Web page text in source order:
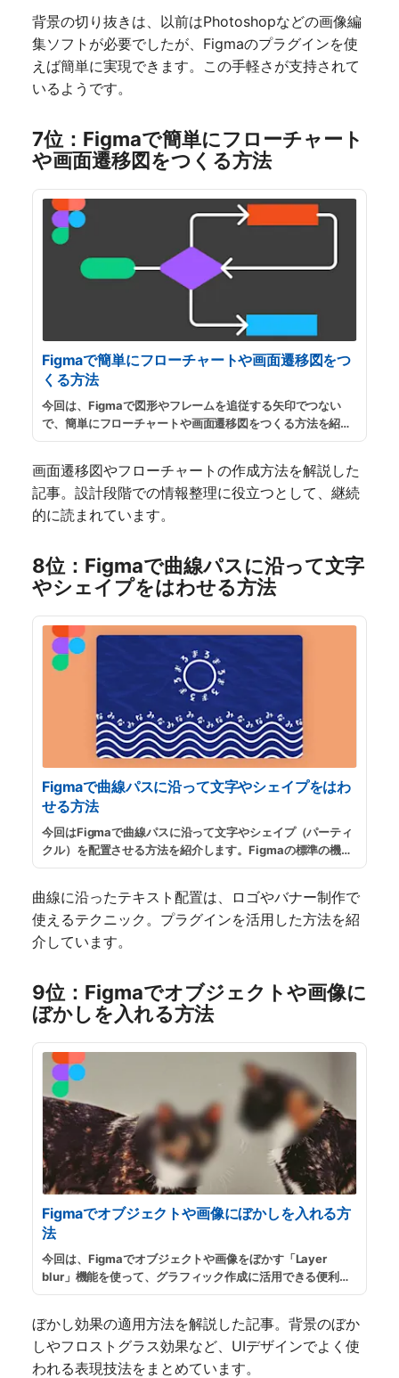
背景の切り抜きは、以前はPhotoshopなどの画像編
集ソフトが必要でしたが、Figmaのプラグインを使
えば簡単に実現できます。この手軽さが支持されて
いるようです。
7位：Figmaで簡単にフローチャート
や画面遷移図をつくる方法
Figmaで簡単にフローチャートや画面遷移図をつ
くる方法
今回は、Figmaで図形やフレームを追従する矢印でつない
で、簡単にフローチャートや画面遷移図をつくる方法を紹介
します。サイトマップ作成やアプリケーションのUXを検討す
念モデルを整理するのに役立ちます。 ...続きを読む
画面遷移図やフローチャートの作成方法を解説した
記事。設計段階での情報整理に役立つとして、継続
的に読まれています。
8位：Figmaで曲線パスに沿って文字
やシェイプをはわせる方法
Figmaで曲線パスに沿って文字やシェイプをはわ
せる方法
今回はFigmaで曲線パスに沿って文字やシェイプ（パーティ
クル）を配置させる方法を紹介します。Figmaの標準の機能
では手作業で一つずつ配置する必要があるので、「To
曲線に沿ったテキスト配置は、ロゴやバナー制作で
使えるテクニック。プラグインを活用した方法を紹
介しています。
9位：Figmaでオブジェクトや画像に
ぼかしを入れる方法
Figmaでオブジェクトや画像にぼかしを入れる方
法
今回は、Figmaでオブジェクトや画像をぼかす「Layer
blur」機能を使って、グラフィック作成に活用できる便利な
テクニックをいくつかご紹介します。プラグインと組み合わ
作できますので、覚えておいて損はないです。
...続きを読む
ぼかし効果の適用方法を解説した記事。背景のぼか
しやフロストグラス効果など、UIデザインでよく使
われる表現技法をまとめています。